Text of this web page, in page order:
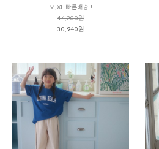
M,XL 빠른배송 !
44,200원
30,940원